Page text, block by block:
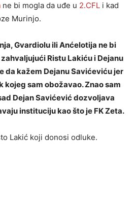
ne bi mogla da uđe u 2.CFL i kad
Murinjo.
Gvardiolu ili Anćelotija ne bi
Ristu Lakiću i Dejanu
da kažem Dejanu Savićeviću jer
kojeg sam obožavao. Znao sam
Dejan Savićević dozvoljava
instituciju kao što je FK Zeta.
Lakić koji donosi odluke.